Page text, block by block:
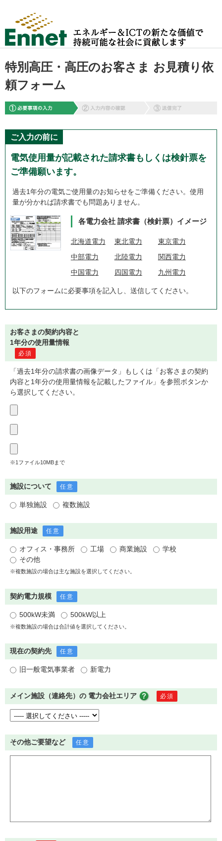
特別高圧・高圧のお客さま お見積り依
頼フォーム
ご入力の前に
電気使用量が記載された請求書もしくは検針票を
ご準備願います。
過去1年分の電気ご使用量のお知らせをご準備ください。使用
量が分かれば請求書でも問題ありません。
各電力会社 請求書（検針票）イメージ
北海道電力 東北電力
東京電力
中部電力
北陸電力
関西電力
中国電力
四国電力 九州電力
以下のフォームに必要事項を記入し、送信してください。
お客さまの契約内容と
1年分の使用量情報
必須
「過去1年分の請求書の画像データ」もしくは「お客さまの契約
内容と1年分の使用量情報を記載したファイル」を参照ボタンか
ら選択してください。
※1ファイル10MBまで
施設について 任意
単独施設 複数施設
施設用途 任意
オフィス・事務所 工場 商業施設
学校
その他
※複数施設の場合は主な施設を選択してください。
契約電力規模 任意
500kW未満 500kW以上
※複数施設の場合は合計値を選択してください。
現在の契約先 任意
旧一般電気事業者 新電力
メイン施設（連絡先）の 電力会社エリア 必須
その他ご要望など 任意